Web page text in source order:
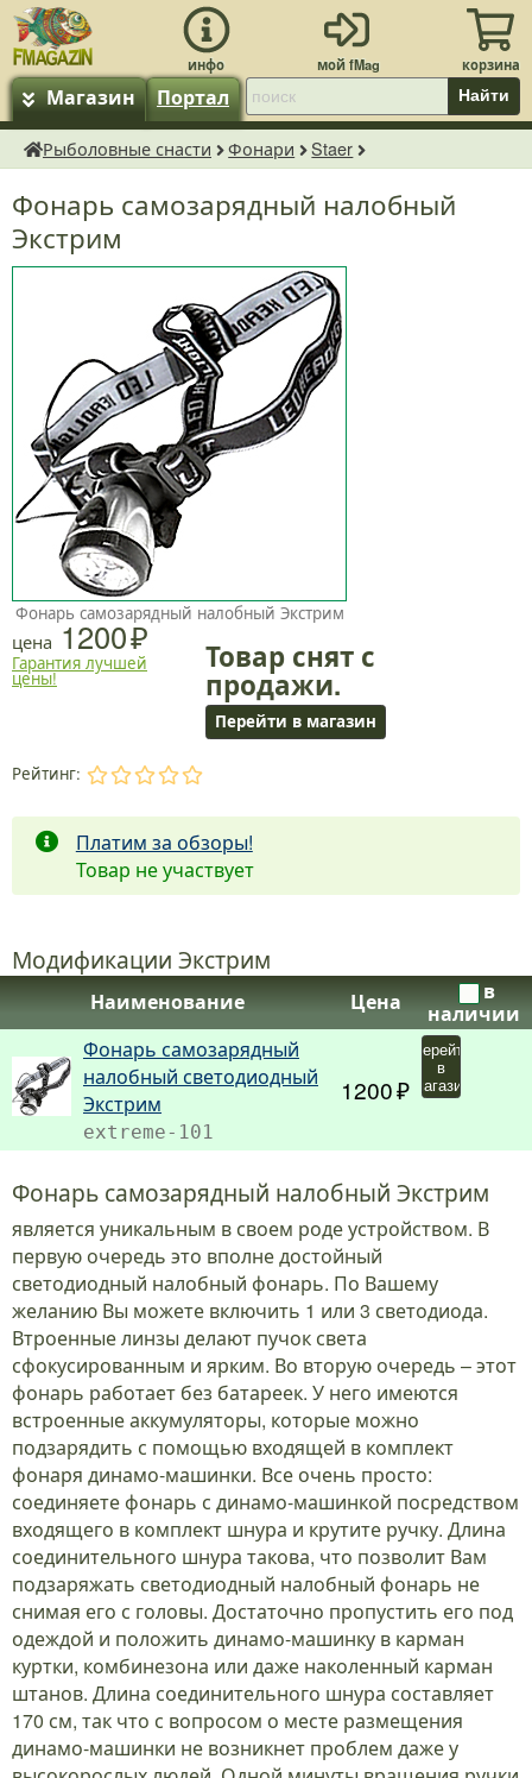
Магазин Портал Найти
fMagazin.ru
Рыболовные снасти Фонари Staer
Фонарь самозарядный налобный
Экстрим
Фонарь самозарядный налобный Экстрим
цена 1200
Гарантия лучшей
цены!
Товар снят с
продажи.
Перейти в магазин
Рейтинг:
Платим за обзоры!
Товар не участвует
Модификации Экстрим
Наименование Цена
в
наличии
Фонарь самозарядный
налобный светодиодный
Экстрим
extreme-101
1200
Перейти
в
магазин
Фонарь самозарядный налобный Экстрим
является уникальным в своем роде устройством. В
первую очередь это вполне достойный
светодиодный налобный фонарь. По Вашему
желанию Вы можете включить 1 или 3 светодиода.
Втроенные линзы делают пучок света
сфокусированным и ярким. Во вторую очередь – этот
фонарь работает без батареек. У него имеются
встроенные аккумуляторы, которые можно
подзарядить с помощью входящей в комплект
фонаря динамо-машинки. Все очень просто:
соединяете фонарь с динамо-машинкой посредством
входящего в комплект шнура и крутите ручку. Длина
соединительного шнура такова, что позволит Вам
подзаряжать светодиодный налобный фонарь не
снимая его с головы. Достаточно пропустить его под
одеждой и положить динамо-машинку в карман
куртки, комбинезона или даже наколенный карман
штанов. Длина соединительного шнура составляет
170 см, так что с вопросом о месте размещения
динамо-машинки не возникнет проблем даже у